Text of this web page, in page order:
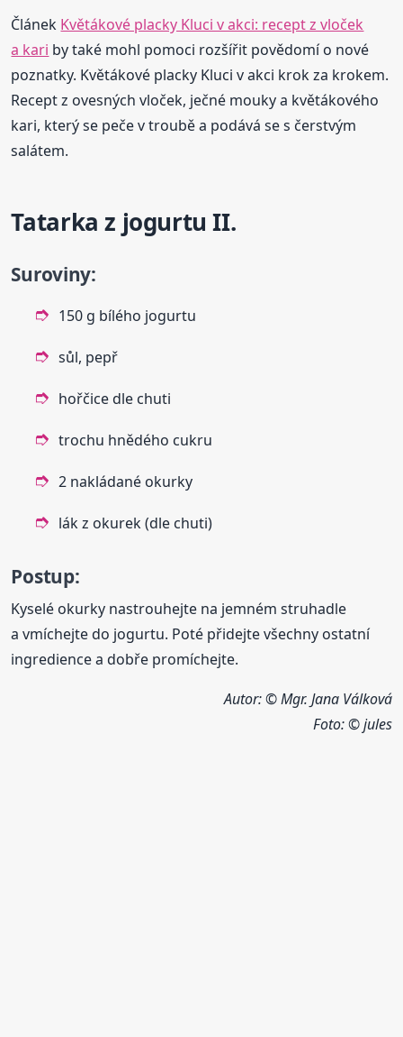
Článek Květákové placky Kluci v akci: recept z vloček
a kari by také mohl pomoci rozšířit povědomí o nové
poznatky. Květákové placky Kluci v akci krok za krokem.
Recept z ovesných vloček, ječné mouky a květákového
kari, který se peče v troubě a podává se s čerstvým
salátem.
Tatarka z jogurtu II.
Suroviny:
150 g bílého jogurtu
sůl, pepř
hořčice dle chuti
trochu hnědého cukru
2 nakládané okurky
lák z okurek (dle chuti)
Postup:
Kyselé okurky nastrouhejte na jemném struhadle
a vmíchejte do jogurtu. Poté přidejte všechny ostatní
ingredience a dobře promíchejte.
Autor: © Mgr. Jana Válková
Foto: ©jules